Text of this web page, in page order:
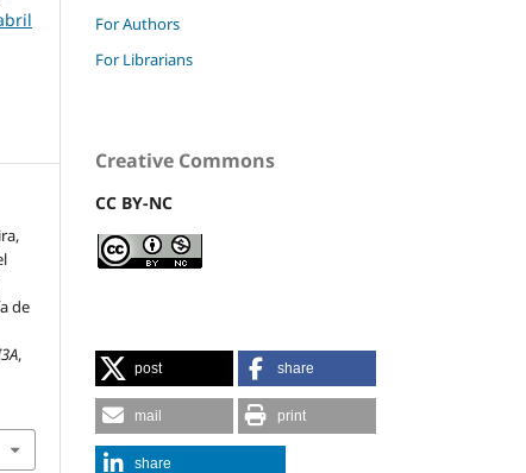
de
,
For Authors
For Librarians
Creative Commons
CC BY-NC
post share
mail print
share